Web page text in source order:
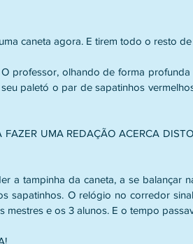
caneta agora. E tirem todo o resto de
professor, olhando de forma
paletó o par de sapatinhos
UMA REDAÇÃO ACERCA
a tampinha da caneta, a se balançar
sapatinhos. O relógio no corredor
mestres e os 3 alunos. E o tempo